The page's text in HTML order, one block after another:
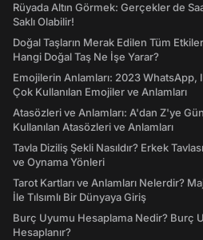
Rüyada Altın Görmek: Gerçekler de
Saklı Olabilir!
Doğal Taşların Merak Edilen Tüm
Hangi Doğal Taş Ne İşe Yarar?
Emojilerin Anlamları: 2023
Çok Kullanılan Emojiler ve Anlamları
Atasözleri ve Anlamları: A'dan Z'ye
Kullanılan Atasözleri ve Anlamları
Tavla Diziliş Şekli Nasıldır? Erkek
ve Oynama Yönleri
Tarot Kartları ve Anlamları Nelerdir?
İle Tılsımlı Bir Dünyaya Giriş
Burç Uyumu Hesaplama Nedir? Burç
Hesaplanır?